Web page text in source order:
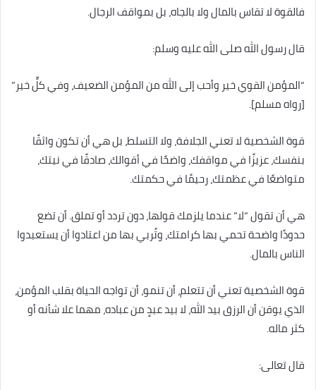
فالقوة لا تقاس بالمال ولا بالجاه، بل بمواقف الرجال.
قال رسول الله صلى الله عليه وسلم:
“المؤمن القوي خير وأحب إلى الله من المؤمن الضعيف، وفي كلٍّ خير”
[رواه مسلم].
قوة الشخصية لا تعني الجلافة، ولا التسلط، بل هي أن تكون واثقًا
بنفسك، عزيزًا في مواقفك، واضحًا في أقوالك، صادقًا في نيتك،
متواضعًا في عظمتك، رحيمًا في حكمتك.
هي أن تقول “لا” عندما يلزمك قولها، دون تردد أو تملق. أن تضع
حدودًا واضحة تحمي بها كرامتك، وتُربي بها من اعتادوا أن يستعبدوا
الناس بالمال.
قوة الشخصية تعني أن تتعلم، أن تنمو، أن تواجه الحياة بقلب المؤمن،
الذي يوقن أن الرزق بيد الله، لا بيد عبدٍ من عباده، مهما علا شأنه أو
كثر ماله.
قال تعالى: